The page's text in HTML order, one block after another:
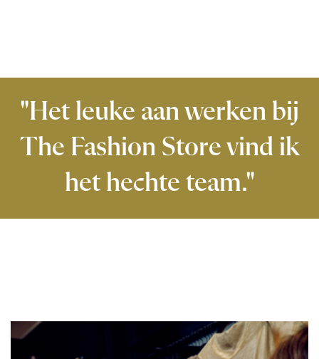
"Het leuke aan werken bij
The Fashion Store vind ik
het hechte team."